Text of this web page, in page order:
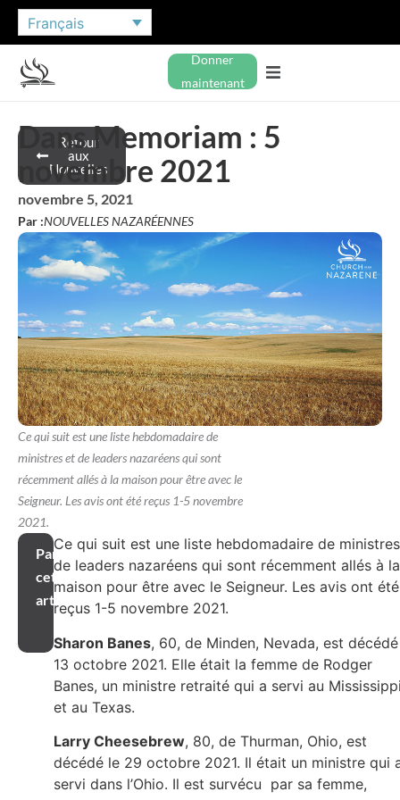
Français
Donner
maintenant
Retour
aux
Nouvelles
Dans Memoriam : 5
novembre 2021
novembre 5, 2021
Par :NOUVELLES NAZARÉENNES
Ce qui suit est une liste hebdomadaire de
ministres et de leaders nazaréens qui sont
récemment allés à la maison pour être avec le
Seigneur. Les avis ont été reçus 1-5 novembre
2021.
Partager
cet
article
Ce qui suit est une liste hebdomadaire de
de leaders nazaréens qui sont récemment allés à la
maison pour être avec le Seigneur. Les avis ont été
reçus 1-5 novembre 2021.
Sharon Banes, 60, de Minden, Nevada, est
13 octobre 2021. Elle était la femme de Rodger
Banes, un ministre retraité qui a servi au
et au Texas.
Larry Cheesebrew, 80, de Thurman, Ohio, est
décédé le 29 octobre 2021. Il était un ministre qui
servi dans l’Ohio. Il est survécu par sa femme,